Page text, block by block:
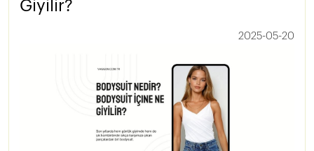
Giyilir?
2025-05-20